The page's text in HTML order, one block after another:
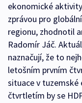
ekonomické
zprávou pro
regionu, zhodnotil
Radomír Jáč.
naznačují, že to
letošním prvním
situace v tuzemské
čtvrtletím by se